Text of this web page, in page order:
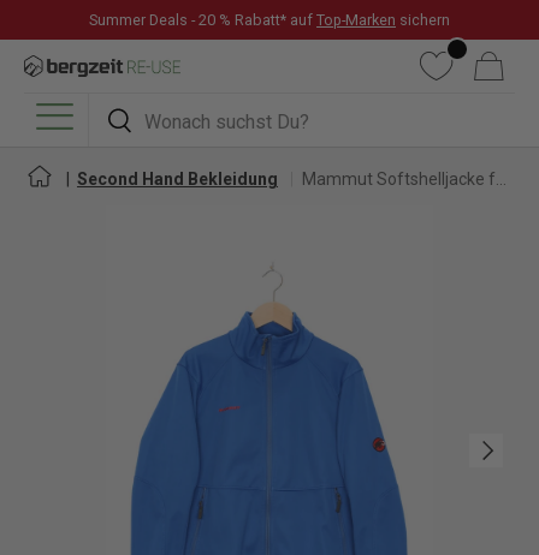
DIREKT ZUM INHALT
Summer Deals - 20 % Rabatt* auf Top-Marken sichern
Suchen
Suchen
WunschlisteWarenkorb
Menü
Second Hand Bekleidung
Nächste